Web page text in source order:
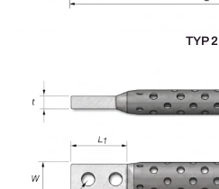
TYP 2